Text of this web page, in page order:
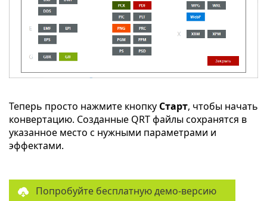
Теперь просто нажмите кнопку Старт, чтобы начать
конвертацию. Созданные QRT файлы сохранятся в
указанное место с нужными параметрами и
эффектами.
Попробуйте бесплатную демо-версию